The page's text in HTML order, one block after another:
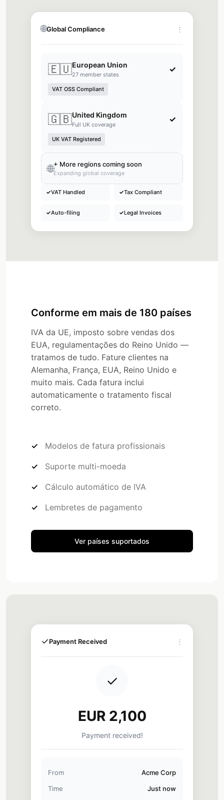
🌐Global Compliance ⋮
🇪🇺European Union
27 member states
✓
VAT OSS Compliant
🇬🇧United Kingdom
Full UK coverage
✓
UK VAT Registered
🌐+ More regions coming soon
Expanding global coverage
✓VAT Handled ✓Tax Compliant
✓Auto-filing ✓Legal Invoices
Conforme em mais de 180 países
IVA da UE, imposto sobre vendas dos
EUA, regulamentações do Reino Unido —
tratamos de tudo. Fature clientes na
Alemanha, França, EUA, Reino Unido e
muito mais. Cada fatura inclui
automaticamente o tratamento fiscal
correto.
Modelos de fatura profissionais
Suporte multi-moeda
Cálculo automático de IVA
Lembretes de pagamento
Ver países suportados
✓Payment Received ⋮
✓
EUR 2,100
Payment received!
From
Acme Corp
Time
Just now